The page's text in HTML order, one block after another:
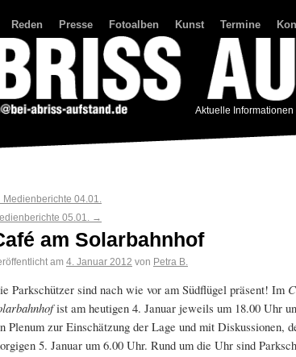
Reden Presse Fotoalben Kunst Termine
Aktuelle
Medienberichte 04.01.
05.01.
→
am Solarbahnhof
am 4. Januar 2012 von Petra B.
Parkschützer sind nach wie vor am Südflügel präsent! Im
ist am heutigen 4. Januar jeweils um 18.00 Uhr
Plenum zur Einschätzung der Lage und mit Diskussionen,
5. Januar um 6.00 Uhr. Rund um die Uhr sind